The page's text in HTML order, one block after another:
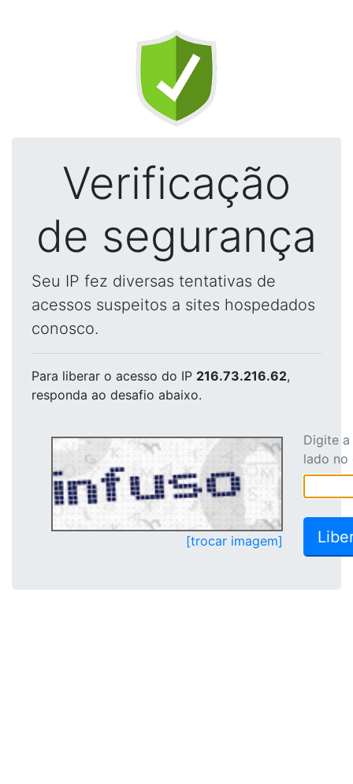
Verificação
de segurança
Seu IP fez diversas tentativas de
acessos suspeitos a sites hospedados
conosco.
Para liberar o acesso do IP 216.73.216.62,
responda ao desafio abaixo.
[trocar imagem]
Digite
lado no